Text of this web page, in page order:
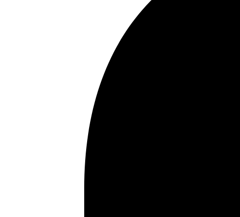
TOP anche il titolare e tutto il servizio di
assistenza e' al TOP.Serieta' e
professionalita' in questa azienda sono
all'ordine del giorno.Bravi!!